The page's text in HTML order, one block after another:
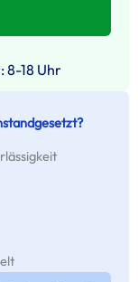
8-18 Uhr